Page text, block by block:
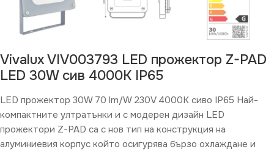
Vivalux VIV003793 LED прожектор Z-PAD
LED 30W сив 4000K IP65
LED прожектор 30W 70 lm/W 230V 4000K сиво IP65 Най-
компактните ултратънки и с модерен дизайн LED
прожектори Z-PAD са с нов тип на конструкция на
алуминиевия корпус който осигурява бързо охлаждане и